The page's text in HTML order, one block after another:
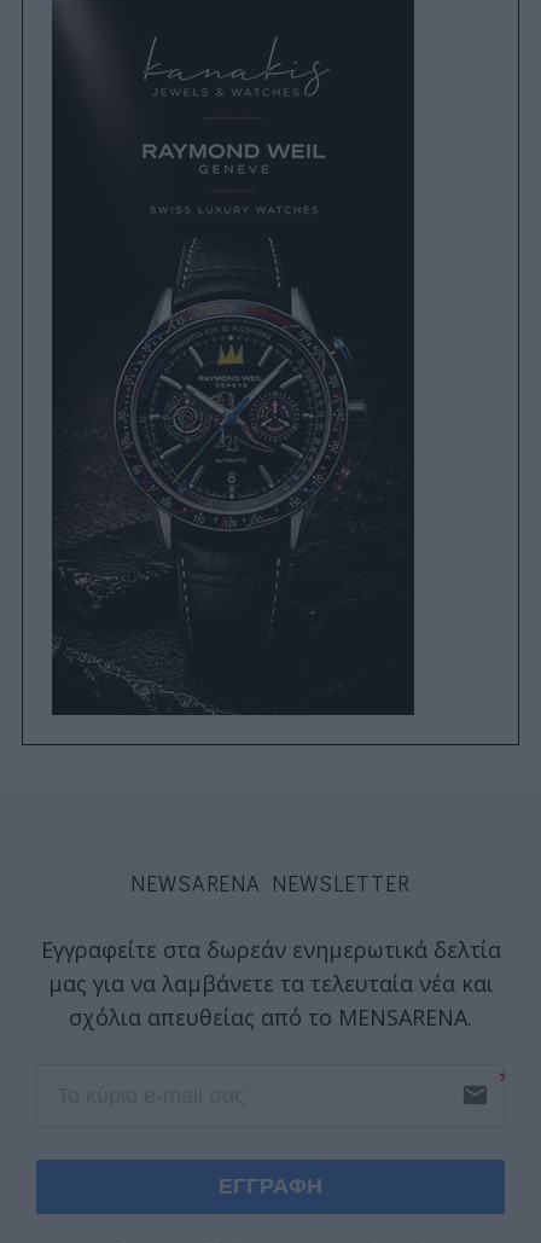
NEWSARENA NEWSLETTER
Εγγραφείτε στα δωρεάν ενημερωτικά δελτία
μας για να λαμβάνετε τα τελευταία νέα και
σχόλια απευθείας από το MENSARENA.
email
ΕΓΓΡΑΦΗ